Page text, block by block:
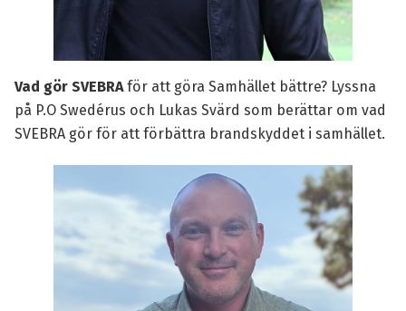
Vad gör SVEBRAför att göra Samhället bättre? Lyssna
på P.O Swedérus och Lukas Svärd som berättar om vad
SVEBRA gör för att förbättra brandskyddet i samhället.